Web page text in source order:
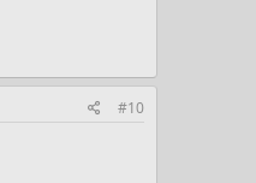
#10